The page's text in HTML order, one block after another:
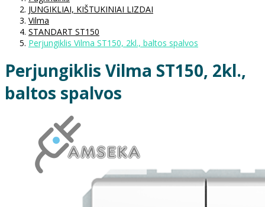
JUNGIKLIAI, KIŠTUKINIAI LIZDAI
Vilma
STANDART ST150
Perjungiklis Vilma ST150, 2kl., baltos spalvos
Perjungiklis Vilma ST150, 2kl.,
baltos spalvos